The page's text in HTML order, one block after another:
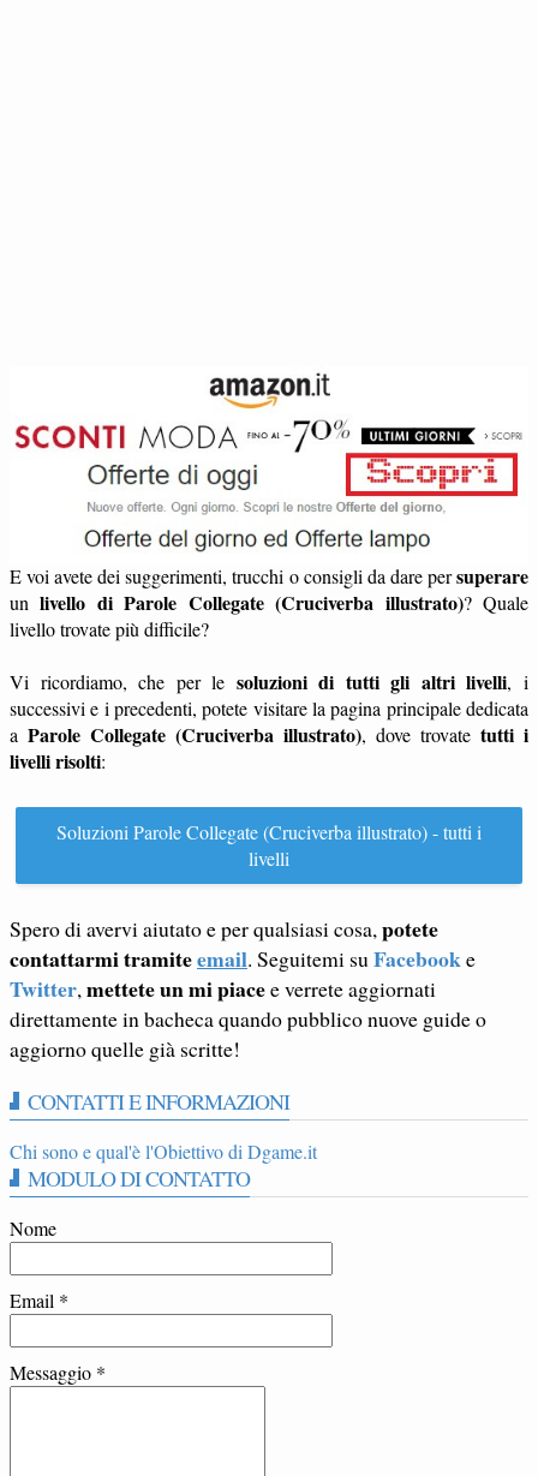
E voi avete dei suggerimenti, trucchi o consigli da dare persuperare
unlivello di Parole Collegate (Cruciverba illustrato)? Quale
livello trovate più difficile?
Vi ricordiamo, che per le soluzioni di tutti gli altri livelli, i
successivi e i precedenti, potete visitare la pagina principale dedicata
a Parole Collegate (Cruciverba illustrato), dove trovate tutti i
livelli risolti:
Soluzioni Parole Collegate (Cruciverba illustrato) - tutti i
livelli
Spero di avervi aiutato e per qualsiasi cosa,potete
contattarmi tramiteemail. Seguitemi suFacebooke
Twitter,mettete un mi piacee verrete aggiornati
direttamente in bacheca quando pubblico nuove guide o
aggiorno quelle già scritte!
CONTATTI E INFORMAZIONI
Chi sono e qual'è l'Obiettivo di Dgame.it
MODULO DI CONTATTO
Nome
Email *
Messaggio *